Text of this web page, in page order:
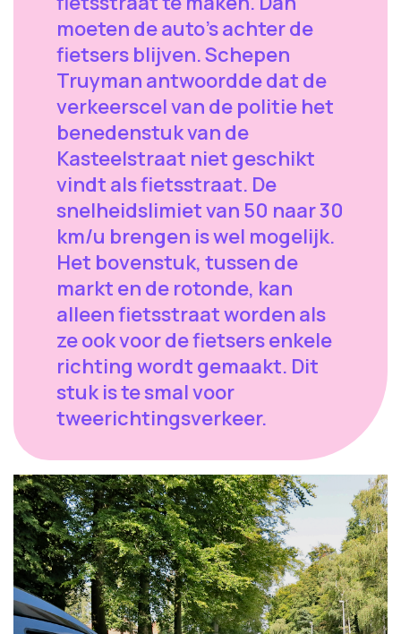
moeten de auto’s achter de
fietsers blijven. Schepen
Truyman antwoordde dat de
verkeerscel van de politie het
benedenstuk van de
Kasteelstraat niet geschikt
vindt als fietsstraat. De
snelheidslimiet van 50 naar 30
km/u brengen is wel mogelijk.
Het bovenstuk, tussen de
markt en de rotonde, kan
alleen fietsstraat worden als
ze ook voor de fietsers enkele
richting wordt gemaakt. Dit
stuk is te smal voor
tweerichtingsverkeer.